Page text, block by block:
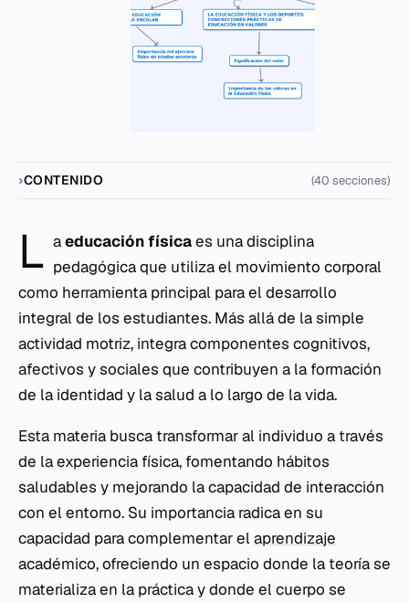
CONTENIDO (40 secciones)
L aeducación físicaes una disciplina
pedagógica que utiliza el movimiento corporal
como herramienta principal para el desarrollo
integral de los estudiantes. Más allá de la simple
actividad motriz, integra componentes cognitivos,
afectivos y sociales que contribuyen a la formación
de la identidad y la salud a lo largo de la vida.
Esta materia busca transformar al individuo a través
de la experiencia física, fomentando hábitos
saludables y mejorando la capacidad de interacción
con el entorno. Su importancia radica en su
capacidad para complementar elaprendizaje
académico, ofreciendo un espacio donde la teoría se
materializa en la práctica y donde el cuerpo se